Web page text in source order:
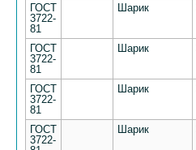
ГОСТ
3722-
81
Шарик
ГОСТ
3722-
81
Шарик
ГОСТ
3722-
81
Шарик
ГОСТ
3722-
Шарик